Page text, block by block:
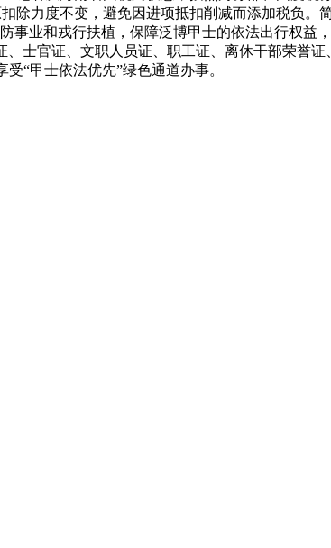
除力度不变，避免因进项抵扣削减而添加税负。
事业和戎行扶植，保障泛博甲士的依法出行权益
士官证、文职人员证、职工证、离休干部荣誉
“甲士依法优先”绿色通道办事。